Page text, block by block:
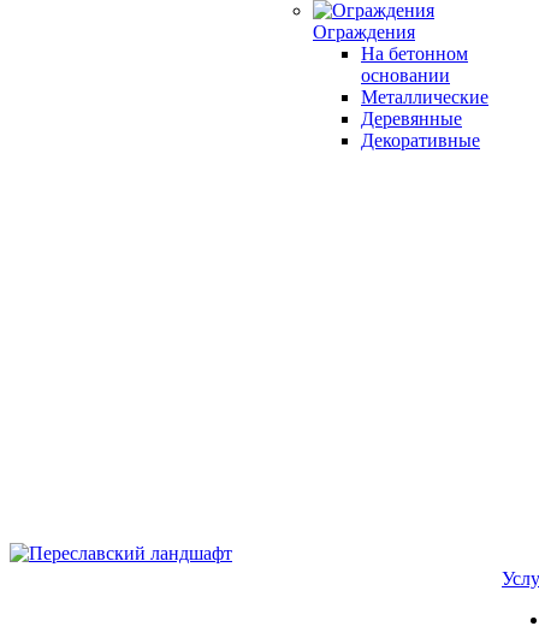
Ограждения
На бетонном
основании
Металлические
Деревянные
Декоративные